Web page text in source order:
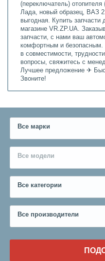
(переключатель)
Лада, новый образец, ВАЗ
выгодная. Купить запчасти
магазине VR.ZP.UA.
запчасти, с нами ваш
комфортным и безопасным.
в совместимости,
вопросы, свяжитесь с
Лучшее предложение ✈
Звоните!
Все марки
Все модели
Все категории
Все производители